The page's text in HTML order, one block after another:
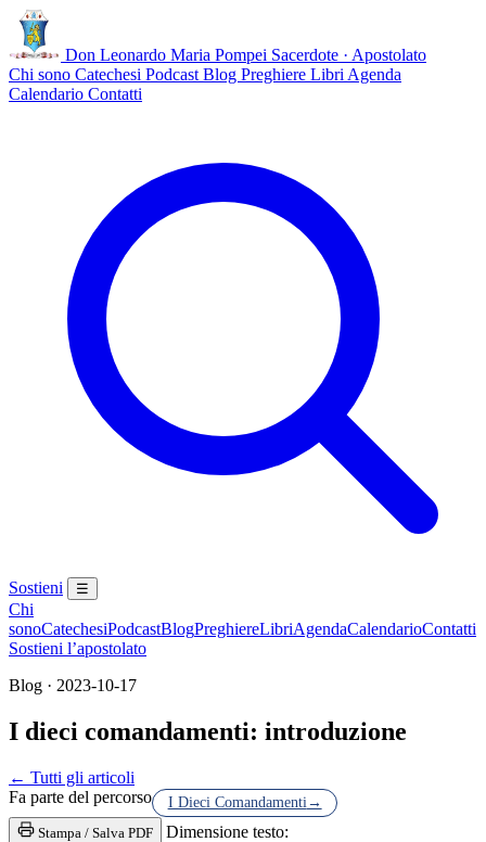
Don Leonardo Maria Pompei Sacerdote · Apostolato
Chi sono Catechesi Podcast Blog Preghiere Libri Agenda
Calendario Contatti
Sostieni ☰
Chi
sonoCatechesiPodcastBlogPreghiereLibriAgendaCalendarioContatti
Sostieni l’apostolato
Blog · 2023-10-17
I dieci comandamenti: introduzione
← Tutti gli articoli
Fa parte del percorso
I Dieci Comandamenti →
Stampa / Salva PDF
Dimensione testo: